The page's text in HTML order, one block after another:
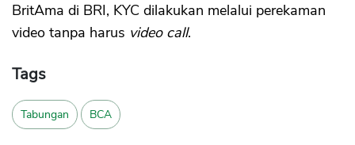
BritAma di BRI, KYC dilakukan melalui perekaman
video tanpa harus video call.
Tags
Tabungan BCA